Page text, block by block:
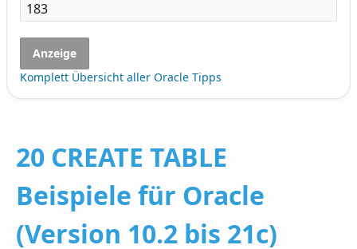
Anzeige
Komplett Übersicht aller Oracle Tipps
20 CREATE TABLE
Beispiele für Oracle
(Version 10.2 bis 21c)